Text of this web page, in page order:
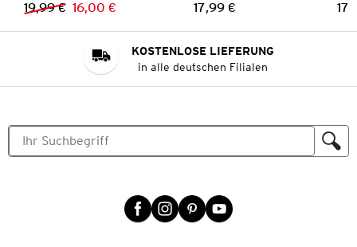
Vorheriger Preis:
19,99 € Neuer Preis:
16,00 € Preis:
17,99 €
KOSTENLOSE LIEFERUNG
in alle deutschen Filialen